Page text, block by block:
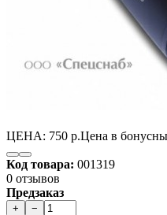
ЦЕНА: 750 р.Цена в
Код товара: 001319
0 отзывов
Предзаказ
+
−